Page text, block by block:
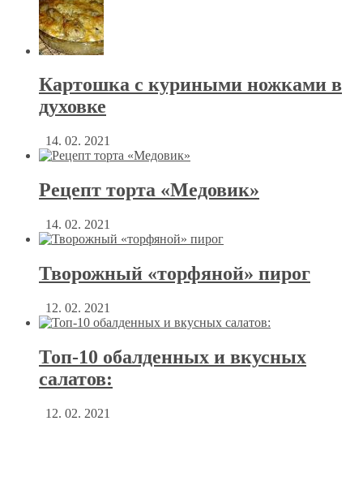
Картошка с куриными ножками в
духовке
14. 02. 2021
Рецепт торта «Медовик»
14. 02. 2021
Творожный «торфяной» пирог
12. 02. 2021
Топ-10 обалденных и вкусных
салатов:
12. 02. 2021